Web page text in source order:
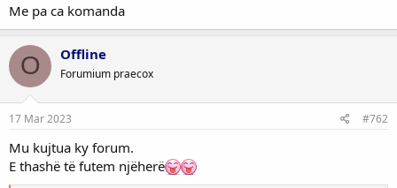
r
t
e
r
m
Me pa ca komanda
O Offline
Forumium praecox
17 Mar 2023 #762
Mu kujtua ky forum.
E thashë të futem njëherë